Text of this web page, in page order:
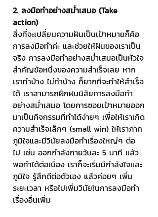
2. ลงมือทำอย่างสม่ำเสมอ (Take
action)
สิ่งที่จะเปลี่ยนความฝันเป็นเป้าหมายก็คือ
การลงมือทำค่ะ และช่วยให้ฝันของเราเป็น
จริง การลงมือทำอย่างสม่ำเสมอเป็นหัวใจ
สำคัญข้อหนึ่งของความสำเร็จเลย หาก
เราทำบ้าง ไม่ทำบ้าง ก็ยากที่จะทำให้สำเร็จ
ได้ เราสามารถฝึกฝนนิสัยการลงมือทำ
อย่างสม่ำเสมอ โดยการซอยเป้าหมายออก
มาเป็นกิจกรรมที่ทำได้ง่ายๆ เพื่อให้เราเกิด
ความสำเร็จเล็กๆ (small win) ให้เราภาค
ภูมิใจและมีวินัยลงมือทำเรื่องใหญ่ๆ ต่อ
ไป เช่น ออกกำลังกายวันละ 5 นาที แล้ว
พอทำได้ต่อเนื่อง เราก็จะเริ่มมีกำลังใจและ
ภูมิใจ รู้สึกดีต่อตัวเอง แล้วค่อยๆ เพิ่ม
ระยะเวลา หรือไปเพิ่มวินัยในการลงมือทำ
เรื่องอื่นเพิ่ม